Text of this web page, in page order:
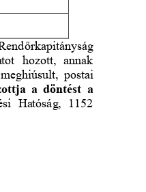
őrkapitányság
hozott,  annak
meghiúsult,  postai
a döntést a
Hatóság,  1152